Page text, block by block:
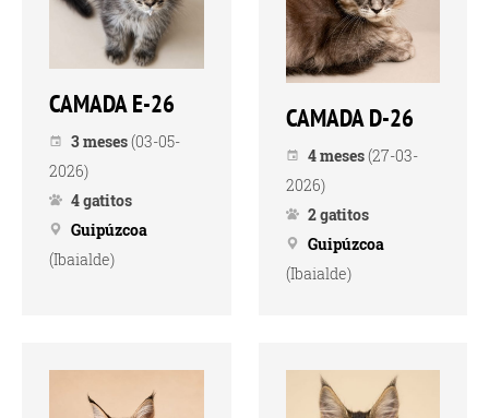
CAMADA E-26
3 meses(03-05-
2026)
4 gatitos
Guipúzcoa
(Ibaialde)
CAMADA D-26
4 meses(27-03-
2026)
2 gatitos
Guipúzcoa
(Ibaialde)